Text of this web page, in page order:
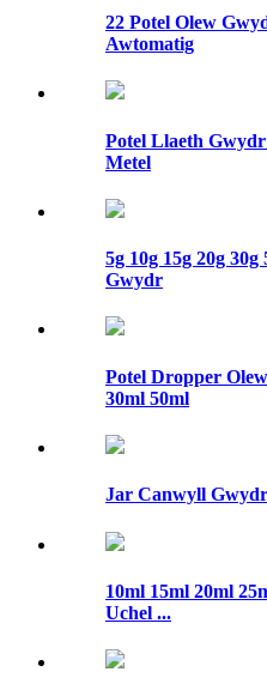
22 Potel Olew
Awtomatig
Potel Llaeth
Metel
5g 10g 15g 20g
Gwydr
Potel Dropper
30ml 50ml
Jar Canwyll
10ml 15ml 20ml
Uchel ...